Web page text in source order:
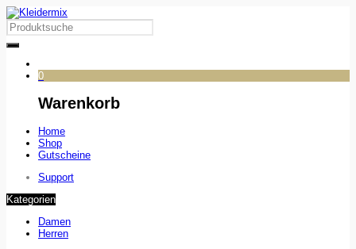
0
Warenkorb
Home
Shop
Gutscheine
Support
Kategorien
Damen
Herren